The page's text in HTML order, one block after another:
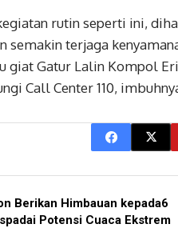
rutin seperti ini,
semakin terjaga
giat Gatur Lalin Kompol
Call Center 110,
Berikan Himbauan kepada6
Potensi Cuaca Ekstrem